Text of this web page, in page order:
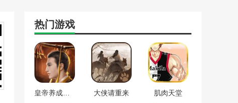
热门游戏
大侠请重来 肌肉天堂